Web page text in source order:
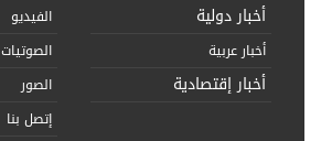
أخبار دولية
أخبار عربية
أخبار إقتصادية
الفيديو
الصوتيات
الصور
إتصل بنا